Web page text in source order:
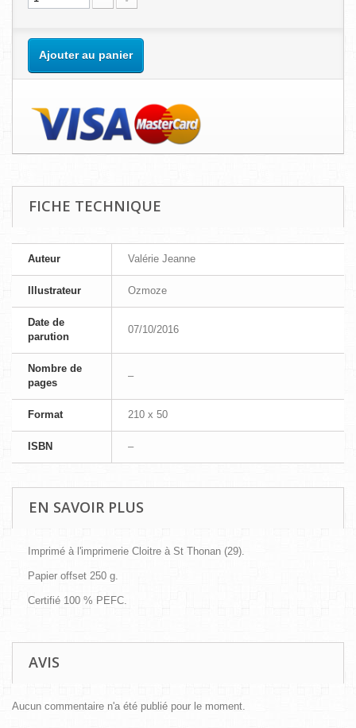
Ajouter au panier
FICHE TECHNIQUE
Auteur Valérie Jeanne
Illustrateur Ozmoze
Date de
parution
07/10/2016
Nombre de
pages
–
Format 210 x 50
ISBN –
EN SAVOIR PLUS
Imprimé à l'imprimerie Cloitre à St Thonan (29).
Papier offset 250 g.
Certifié 100 % PEFC.
AVIS
Aucun commentaire n'a été publié pour le moment.